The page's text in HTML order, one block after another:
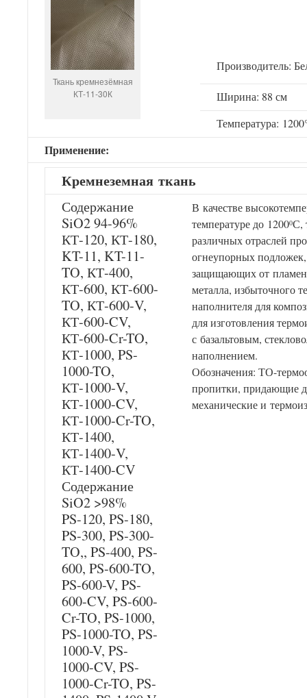
Ткань кремнезёмная
КТ-11-30К
Производитель:
Ширина: 88 см
Температура:
Применение:
Кремнеземная ткань
Содержание
SiO2 94-96%
КТ-120, КТ-180,
KT-11, KT-11-
TO, КТ-400,
КТ-600, КТ-600-
TO, КТ-600-V,
КТ-600-CV,
КТ-600-Cr-TO,
КТ-1000, PS-
1000-TO,
КТ-1000-V,
КТ-1000-CV,
КТ-1000-Cr-TO,
КТ-1400,
КТ-1400-V,
КТ-1400-CV
Содержание
SiO2 >98%
PS-120, PS-180,
PS-300, PS-300-
TO,, PS-400, PS-
600, PS-600-TO,
PS-600-V, PS-
600-CV, PS-600-
Cr-TO, PS-1000,
PS-1000-TO, PS-
1000-V, PS-
1000-CV, PS-
1000-Cr-TO, PS-
В качестве
температуре до 12000С,
различных отраслей
огнеупорных
защищающих от
металла, избыточного
наполнителя для
для изготовления
с базальтовым,
наполнением.
Обозначения: ТО-
пропитки, придающие
механические и